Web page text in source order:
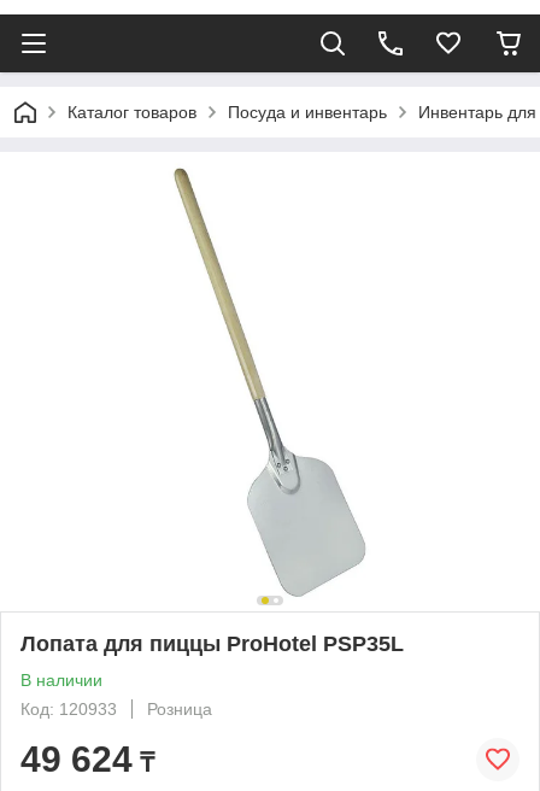
Каталог товаров Посуда и инвентарь Инвентарь
Лопата для пиццы ProHotel PSP35L
В наличии
Код: 120933
Розница
49 624 ₸